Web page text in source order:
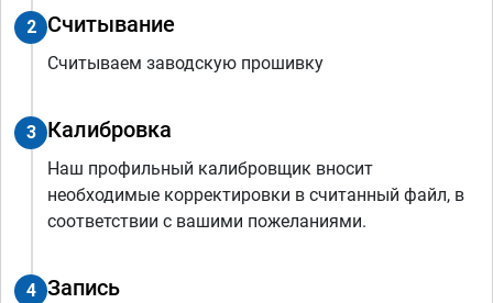
2 Считывание
Считываем заводскую прошивку
3 Калибровка
Наш профильный калибровщик вносит
необходимые корректировки в считанный файл, в
соответствии с вашими пожеланиями.
4 Запись